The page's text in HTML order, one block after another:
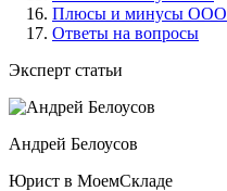
Плюсы и минусы ООО
Ответы на вопросы
Эксперт статьи
Андрей Белоусов
Юрист в МоемСкладе